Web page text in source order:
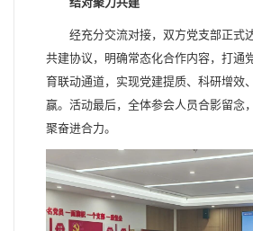
经充分交流对接，双方党支部正式
共建协议，明确常态化合作内容，打通
育联动通道，实现党建提质、科研增效
赢。活动最后，全体参会人员合影留念
聚奋进合力。